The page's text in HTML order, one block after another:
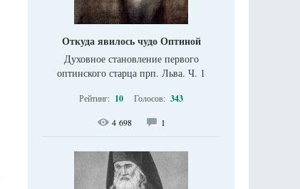
Откуда явилось чудо Оптиной
Духовное становление первого
оптинского старца прп. Льва. Ч. 1
Рейтинг: 10 Голосов: 343
4 698 1